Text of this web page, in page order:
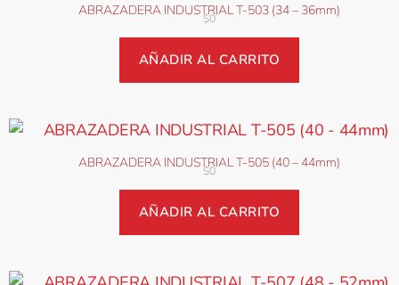
ABRAZADERA INDUSTRIAL T-503 (34 – 36mm)
$0
AÑADIR AL CARRITO
ABRAZADERA INDUSTRIAL T-505 (40 – 44mm)
$0
AÑADIR AL CARRITO